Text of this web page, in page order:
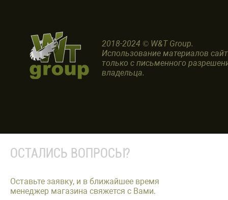
2018-2024 © W&T Group.
Использование материалов
только с письменного
владельца.
ОСТАЛИСЬ ВОПРОСЫ?
Оставьте заявку, и в ближайшее время
менеджер магазина свяжется с Вами.